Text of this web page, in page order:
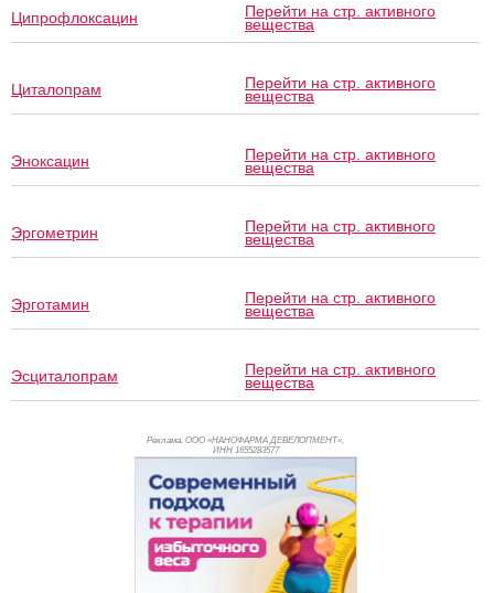
Ципрофлоксацин Перейти на стр. активного
вещества
Циталопрам Перейти на стр. активного
вещества
Эноксацин Перейти на стр. активного
вещества
Эргометрин Перейти на стр. активного
вещества
Эрготамин Перейти на стр. активного
вещества
Эсциталопрам Перейти на стр. активного
вещества
Реклама. ООО «НАНОФАРМА ДЕВЕЛОПМЕНТ»,
ИНН 1655283577